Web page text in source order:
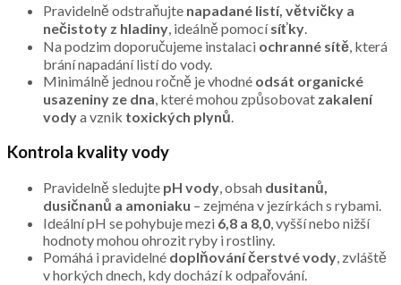
Pravidelně odstraňujte napadané listí, větvičky a
nečistoty z hladiny , ideálně pomocísíťky
Na podzim doporučujeme instalaci ochranné sítě , která
brání napadání listí do vody.
Minimálně jednou ročně je vhodné odsát organické
usazeniny ze dna , které mohou způsobovat zakalení
vodya vznik toxických plynů
Kontrola kvality vody
Pravidelně sledujte pH vody, obsah dusitanů,
dusičnanů a amoniaku – zejména v jezírkách s rybami.
Ideální pH se pohybuje mezi 6,8 a 8,0, vyšší nebo nižší
hodnoty mohou ohrozit ryby i rostliny.
Pomáhá i pravidelné doplňování čerstvé vody, zvláště
v horkých dnech, kdy dochází k odpařování.